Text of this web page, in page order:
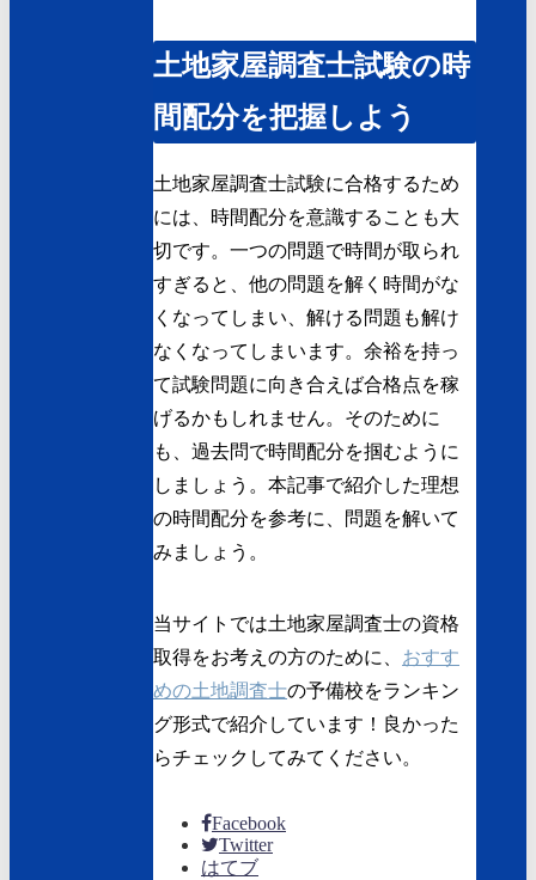
土地家屋調査士試験の時
間配分を把握しよう
土地家屋調査士試験に合格するため
には、時間配分を意識することも大
切です。一つの問題で時間が取られ
すぎると、他の問題を解く時間がな
くなってしまい、解ける問題も解け
なくなってしまいます。余裕を持っ
て試験問題に向き合えば合格点を稼
げるかもしれません。そのために
も、過去問で時間配分を掴むように
しましょう。本記事で紹介した理想
の時間配分を参考に、問題を解いて
みましょう。
当サイトでは土地家屋調査士の資格
取得をお考えの方のために、 おすす
めの土地調査士の予備校をランキン
グ形式で紹介しています！良かった
らチェックしてみてください。
Facebook
Twitter
はてブ